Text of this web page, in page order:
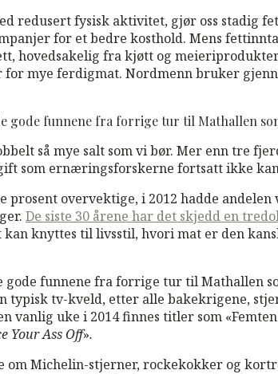
redusert fysisk aktivitet, gjør oss stadig
for et bedre kosthold. Mens
hovedsakelig fra kjøtt og
mye ferdigmat. Nordmenn bruker
gode funnene fra forrige tur til Mathallen
så mye salt som vi bør. Mer enn tre
som ernæringsforskerne fortsatt ikke
overvektige, i 2012 hadde
De siste 30 årene har det skjedd en
kan knyttes til livsstil, hvori mat er den
gode funnene fra forrige tur til Mathallen
tv-kveld, etter alle bakekrigene,
uke i 2014 finnes titler som
Your Ass Off».
om Michelin-stjerner, rockekokker og